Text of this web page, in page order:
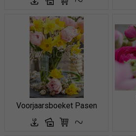
Voorjaarsboeket Pasen